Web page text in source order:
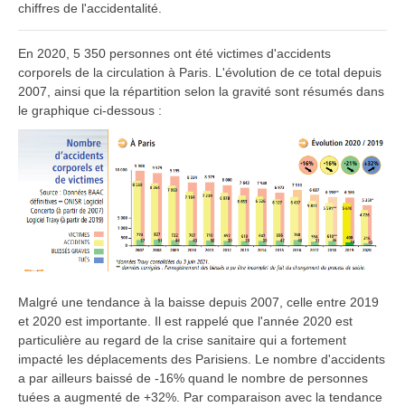
chiffres de l'accidentalité.
En 2020, 5 350 personnes ont été victimes d'accidents
corporels de la circulation à Paris. L'évolution de ce total depuis
2007, ainsi que la répartition selon la gravité sont résumés dans
le graphique ci-dessous :
Malgré une tendance à la baisse depuis 2007, celle entre 2019
et 2020 est importante. Il est rappelé que l'année 2020 est
particulière au regard de la crise sanitaire qui a fortement
impacté les déplacements des Parisiens. Le nombre d'accidents
a par ailleurs baissé de -16% quand le nombre de personnes
tuées a augmenté de +32%. Par comparaison avec la tendance